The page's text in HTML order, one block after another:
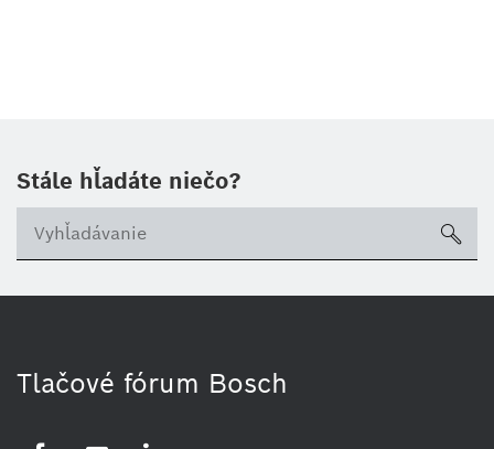
Stále hľadáte niečo?
Tlačové fórum Bosch